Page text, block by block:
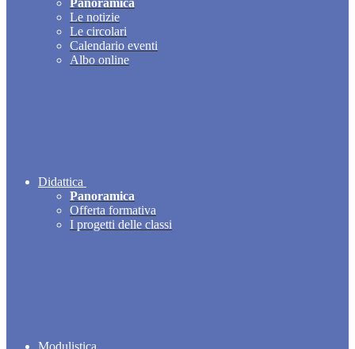
Panoramica
Le notizie
Le circolari
Calendario eventi
Albo online
Didattica
Panoramica
Offerta formativa
I progetti delle classi